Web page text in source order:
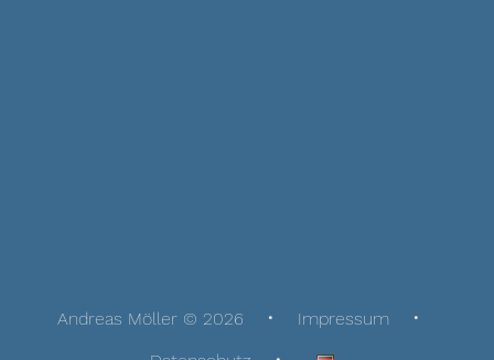
Andreas Möller © 2026
Impressum